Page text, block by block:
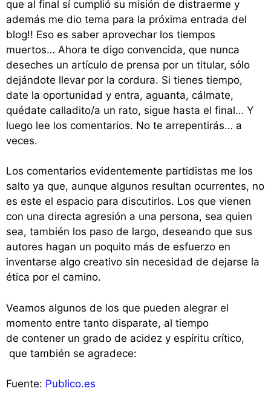
que al final sí cumplió su misión de distraerme y
además me dio tema para la próxima entrada del
blog!! Eso es saber aprovechar los tiempos
muertos… Ahora te digo convencida, que nunca
deseches un artículo de prensa por un titular, sólo
dejándote llevar por la cordura. Si tienes tiempo,
date la oportunidad y entra, aguanta, cálmate,
quédate calladito/a un rato, sigue hasta el final… Y
luego lee los comentarios. No te arrepentirás… a
veces.
Los comentarios evidentemente partidistas me los
salto ya que, aunque algunos resultan ocurrentes, no
es este el espacio para discutirlos. Los que vienen
con una directa agresión a una persona, sea quien
sea, también los paso de largo, deseando que sus
autores hagan un poquito más de esfuerzo en
inventarse algo creativo sin necesidad de dejarse la
ética por el camino.
Veamos algunos de los que pueden alegrar el
momento entre tanto disparate, al tiempo
de contener un grado de acidez y espíritu crítico,
que también se agradece:
Fuente: Publico.es